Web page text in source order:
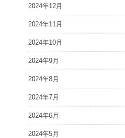
2024年12月
2024年11月
2024年10月
2024年9月
2024年8月
2024年7月
2024年6月
2024年5月